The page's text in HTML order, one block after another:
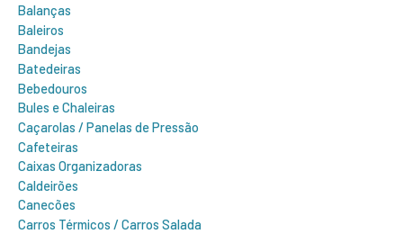
Balanças
Baleiros
Bandejas
Batedeiras
Bebedouros
Bules e Chaleiras
Caçarolas / Panelas de Pressão
Cafeteiras
Caixas Organizadoras
Caldeirões
Canecões
Carros Térmicos / Carros Salada